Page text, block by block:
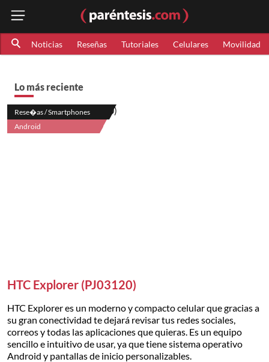
Noticias Reseñas Tutoriales Celulares Movilidad
Lo más reciente
Rese�as / Smartphones
Android
HTC Explorer (PJ03120)
HTC Explorer es un moderno y compacto celular que gracias a
su gran conectividad te dejará revisar tus redes sociales,
correos y todas las aplicaciones que quieras. Es un equipo
sencillo e intuitivo de usar, ya que tiene sistema operativo
Android y pantallas de inicio personalizables.